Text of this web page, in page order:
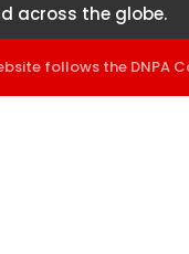
across the globe.
follows the DNPA